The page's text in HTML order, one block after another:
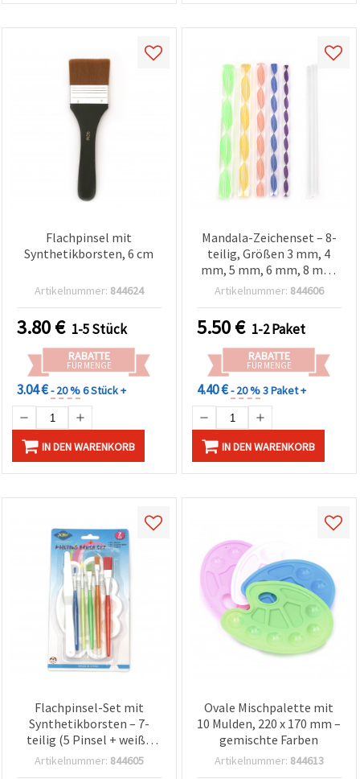
Flachpinsel mit
Synthetikborsten, 6 cm
Artikelnummer: 844624
3.80€ 1-5 Stück
RABATTE
FÜR MENGE
3.04 €- 20 %6 Stück +
IN DEN WARENKORB
Mandala-Zeichenset – 8-
teilig, Größen 3 mm, 4
mm, 5 mm, 6 mm, 8 mm,
10 mm, 12 mm, 15 mm
Artikelnummer: 844606
5.50€ 1-2 Paket
RABATTE
FÜR MENGE
4.40 €- 20 %3 Paket +
IN DEN WARENKORB
Flachpinsel-Set mit
Synthetikborsten – 7-
teilig (5 Pinsel + weiße
Kunststoffpalette und
Artikelnummer: 844605
Ovale Mischpalette mit
10 Mulden, 220 x 170 mm –
gemischte Farben
Artikelnummer: 844613